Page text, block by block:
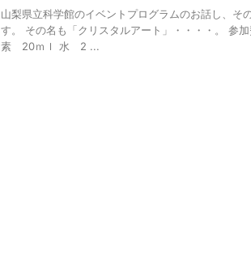
山梨県立科学館のイベントプログラムのお話し、
す。 その名も「クリスタルアート」・・・・。 参
素 20ｍｌ 水 2 ...